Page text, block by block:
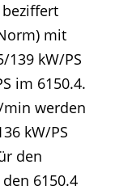
mit
139 kW/PS
im 6150.4.
min werden
kW/PS
den
6150.4